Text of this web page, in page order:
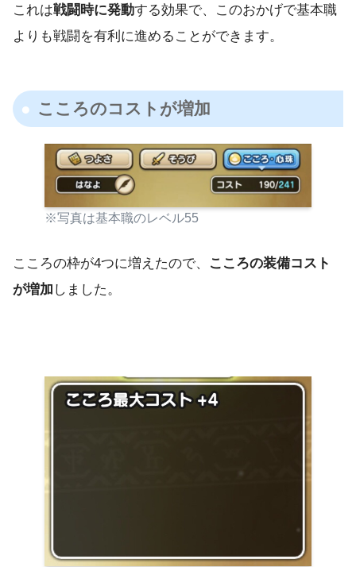
これは戦闘時に発動する効果で、このおかげで基本職
よりも戦闘を有利に進めることができます。
こころのコストが増加
※写真は基本職のレベル55
こころの枠が4つに増えたので、 こころの装備コスト
が増加 しました。